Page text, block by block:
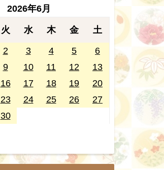
2026年6月
火 水 木 金 土
2 3 4 5
6
9 10 11 12
13
16 17 18 19
20
23 24 25 26
27
30